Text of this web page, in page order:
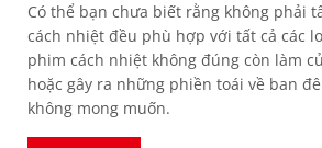
Có thể bạn chưa biết rằng không phải
cách nhiệt đều phù hợp với tất cả các
phim cách nhiệt không đúng còn làm
hoặc gây ra những phiền toái về ban
không mong muốn.